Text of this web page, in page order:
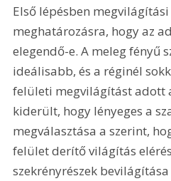
Első lépésben
meghatározásra, hogy az
elegendő-e. A meleg fényű
ideálisabb, és a réginél
felületi megvilágítást adott
kiderült, hogy lényeges a
megválasztása a szerint,
felület derítő világítás
szekrényrészek